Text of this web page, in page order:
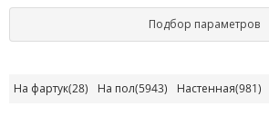
Подбор параметров
На фартук(28) На пол(5943) Настенная(981)